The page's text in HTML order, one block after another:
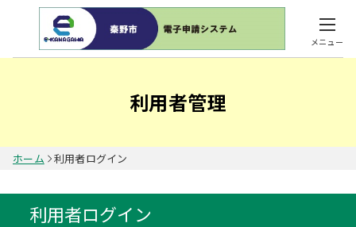
メニュー
利用者管理
ホーム 利用者ログイン
利用者ログイン